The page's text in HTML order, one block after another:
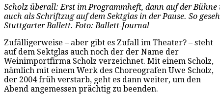
Scholz überall: Erst im Programmheft, dann auf der Bühne
auch als Schriftzug auf dem Sektglas in der Pause. So
Stuttgarter Ballett. Foto: Ballett-Journal
Zufälligerweise – aber gibt es Zufall im Theater? – steht
auf dem Sektglas auch noch der der Name der
Weinimportfirma Scholz verzeichnet. Mit einem Scholz,
nämlich mit einem Werk des Choreografen Uwe Scholz,
der 2004 früh verstarb, geht es dann weiter, um den
Abend angemessen prächtig zu beenden.